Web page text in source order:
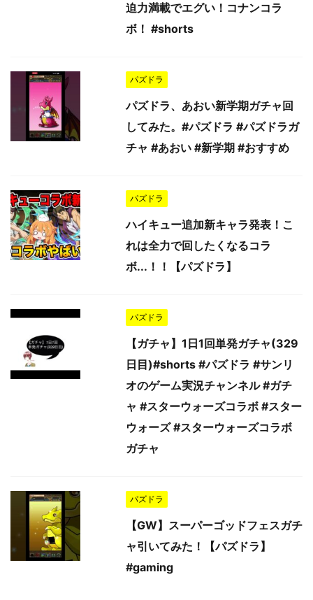
迫力満載でエグい！コナンコラ
ボ！ #shorts
パズドラ
パズドラ、あおい新学期ガチャ回
してみた。#パズドラ #パズドラガ
チャ #あおい #新学期 #おすすめ
パズドラ
ハイキュー追加新キャラ発表！こ
れは全力で回したくなるコラ
ボ...！！【パズドラ】
パズドラ
【ガチャ】1日1回単発ガチャ(329
日目)#shorts #パズドラ #サンリ
オのゲーム実況チャンネル #ガチ
ャ #スターウォーズコラボ #スター
ウォーズ #スターウォーズコラボ
ガチャ
パズドラ
【GW】スーパーゴッドフェスガチ
ャ引いてみた！【パズドラ】
#gaming